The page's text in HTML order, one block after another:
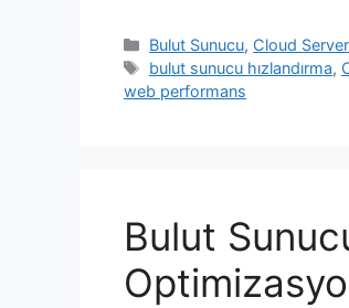
Kategoriler
Bulut Sunucu, Cloud Server
Etiketler
bulut sunucu hızlandırma,
web performans
Bulut